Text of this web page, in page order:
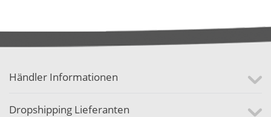
Händler Informationen
Dropshipping Lieferanten